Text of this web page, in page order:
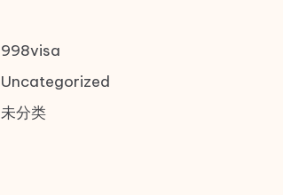
998visa
Uncategorized
未分类